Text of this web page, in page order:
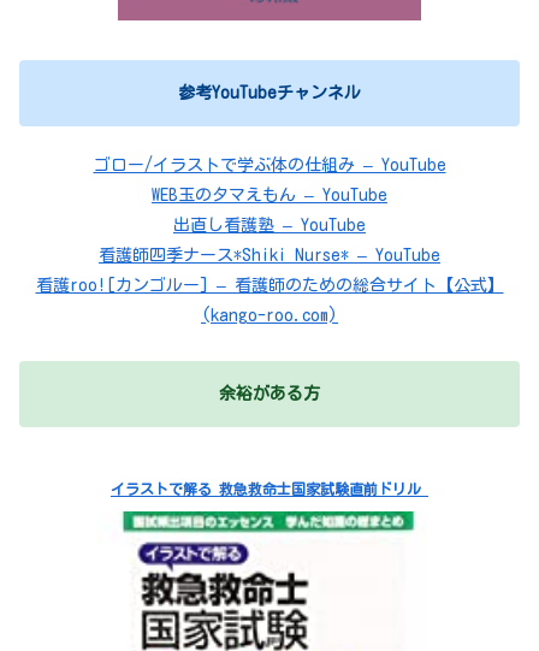
参考YouTubeチャンネル
ゴロー/イラストで学ぶ体の仕組み – YouTube
WEB玉のタマえもん – YouTube
出直し看護塾 – YouTube
看護師四季ナース*Shiki Nurse* – YouTube
看護roo![カンゴルー] – 看護師のための総合サイト【公式】
(kango-roo.com)
余裕がある方
イラストで解る 救急救命士国家試験直前ドリル